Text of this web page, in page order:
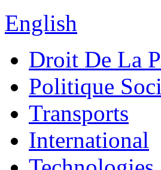
English
Droit De La
Politique
Transports
International